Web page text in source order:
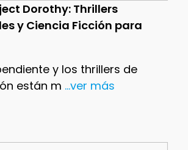
Dorothy: Thrillers
y Ciencia Ficción para
y los thrillers de
están m ...ver más